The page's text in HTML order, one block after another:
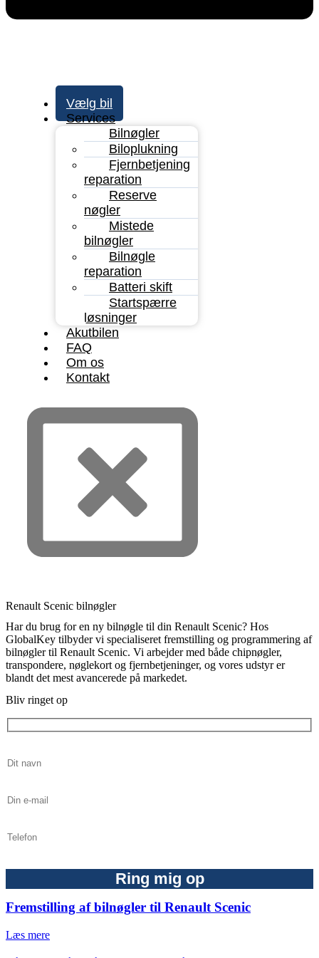
Vælg bil
Services
Bilnøgler
Biloplukning
Fjernbetjening
reparation
Reserve
nøgler
Mistede
bilnøgler
Bilnøgle
reparation
Batteri skift
Startspærre
løsninger
Akutbilen
FAQ
Om os
Kontakt
Renault Scenic bilnøgler
Har du brug for en ny bilnøgle til din Renault Scenic? Hos
GlobalKey tilbyder vi specialiseret fremstilling og programmering af
bilnøgler til Renault Scenic. Vi arbejder med både chipnøgler,
transpondere, nøglekort og fjernbetjeninger, og vores udstyr er
blandt det mest avancerede på markedet.
Bliv ringet op
Fremstilling af bilnøgler til Renault Scenic
Læs mere